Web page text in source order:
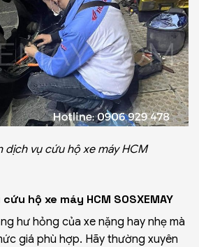
dịch vụ cứu hộ xe máy HCM
hộ xe máy HCM SOSXEMAY
hư hỏng của xe nặng hay nhẹ mà
giá phù hợp. Hãy thường xuyên